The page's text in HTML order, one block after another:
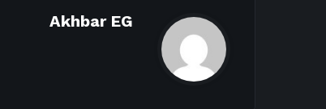
Akhbar EG